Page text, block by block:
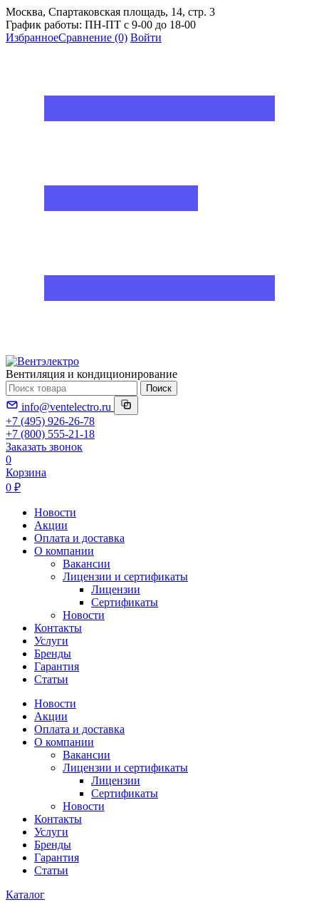
Москва, Спартаковская площадь, 14, стр. 3
График работы: ПН-ПТ с 9-00 до 18-00
ИзбранноеСравнение (0) Войти
Вентиляция и кондиционирование
Поиск
info@ventelectro.ru
+7 (495) 926-26-78
+7 (800) 555-21-18
Заказать звонок
0
Корзина
0 ₽
Новости
Акции
Оплата и доставка
О компании
Вакансии
Лицензии и сертификаты
Лицензии
Сертификаты
Новости
Контакты
Услуги
Бренды
Гарантия
Статьи
Новости
Акции
Оплата и доставка
О компании
Вакансии
Лицензии и сертификаты
Лицензии
Сертификаты
Новости
Контакты
Услуги
Бренды
Гарантия
Статьи
Каталог